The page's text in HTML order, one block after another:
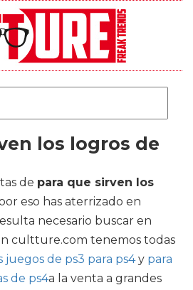
los logros de
de para que sirven los
eso has aterrizado en
necesario buscar en
cultture.com tenemos todas
juegos de ps3 para ps4y para
de ps4a la venta a grandes